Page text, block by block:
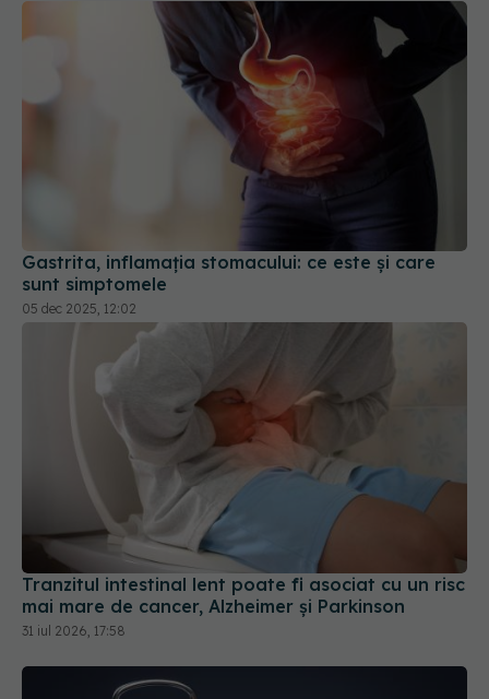
Gastrita, inflamația stomacului: ce este și care
Tranzitul intestinal lent poate fi asociat cu un risc
mai mare de cancer, Alzheimer și Parkinson
31 iul 2026, 17:58